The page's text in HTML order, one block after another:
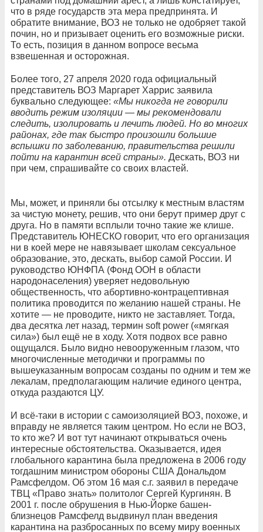
что в ряде государств эта мера предпринята. И
обратите внимание, ВОЗ не только не одобряет такой
почин, но и призывает оценить его возможные риски.
То есть, позиция в данном вопросе весьма
взвешенная и осторожная.
Более того, 27 апреля 2020 года официальный
представитель ВОЗ Маргарет Харрис заявила
буквально следующее: «Мы никогда не говорили
вводить режим изоляции — мы рекомендовали
следить, изолировать и лечить людей. Но во многих
районах, где так быстро произошли большие
вспышки по заболеванию, правительства решили
пойти на карантин всей страны». Дескать, ВОЗ ни
при чем, спрашивайте со своих властей.
Мы, может, и приняли бы отсылку к местным властям
за чистую монету, решив, что они берут пример друг с
друга. Но в памяти всплыли точно такие же клише.
Представитель ЮНЕСКО говорит, что его организация
ни в коей мере не навязывает школам сексуальное
образование, это, дескать, выбор самой России. И
руководство ЮНФПА (Фонд ООН в области
народонаселения) уверяет недовольную
общественность, что абортивно-контрацептивная
политика проводится по желанию нашей страны. Не
хотите — не проводите, никто не заставляет. Тогда,
два десятка лет назад, термин soft power («мягкая
сила») был ещё не в ходу. Хотя подвох все равно
ощущался. Было видно невооруженным глазом, что
многочисленные методички и программы по
вышеуказанным вопросам созданы по одним и тем же
лекалам, предполагающим наличие единого центра,
откуда раздаются ЦУ.
И всё-таки в истории с самоизоляцией ВОЗ, похоже, и
вправду не является таким центром. Но если не ВОЗ,
то кто же? И вот тут начинают открываться очень
интересные обстоятельства. Оказывается, идея
глобального карантина была предложена в 2006 году
тогдашним министром обороны США Дональдом
Рамсфелдом. Об этом 16 мая с.г. заявил в передаче
ТВЦ «Право знать» политолог Сергей Кургинян. В
2001 г. после обрушения в Нью-Йорке башен-
близнецов Рамсфелд выдвинул план введения
карантина на разбросанных по всему миру военных